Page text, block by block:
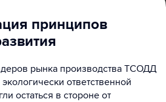
принципов
рынка производства ТСОДД
ответственной
остаться в стороне от